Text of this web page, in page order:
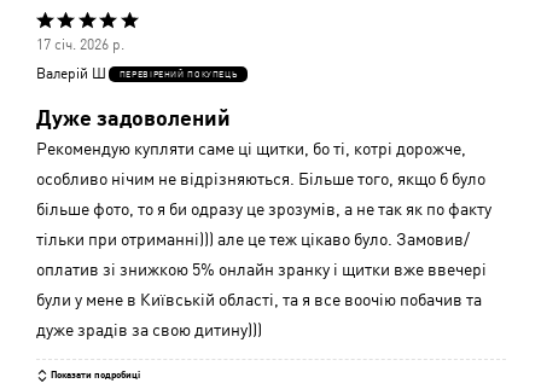
Оцінено
5
5
17 січ. 2026 р.
Валерій Ш
ПЕРЕВІРЕНИЙ ПОКУПЕЦЬ
Дуже задоволений
Рекомендую купляти саме ці щитки, бо ті, котрі дорожче,
особливо нічим не відрізняються. Більше того, якщо б було
більше фото, то я би одразу це зрозумів, а не так як по факту
тільки при отриманні))) але це теж цікаво було. Замовив/
оплатив зі знижкою 5% онлайн зранку і щитки вже ввечері
були у мене в Київській області, та я все воочію побачив та
дуже зрадів за свою дитину)))
Показати подробиці